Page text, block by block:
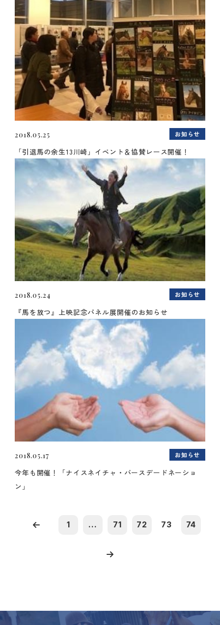
2018.05.25 お知らせ
「引退馬の余生13川崎」イベント＆協賛レース開催！
2018.05.24 お知らせ
『馬を放つ』上映記念パネル展開催のお知らせ
2018.05.17 お知らせ
今年も開催！「ナイスネイチャ・バースデードネーショ
ン」
1 ... 71 72 73 74